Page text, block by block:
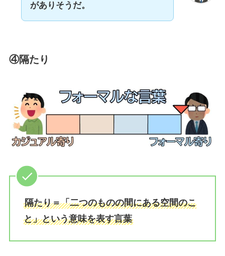
がありそうだ。
④隔たり
隔たり＝「二つのものの間にある空間のこ
と」という意味を表す言葉